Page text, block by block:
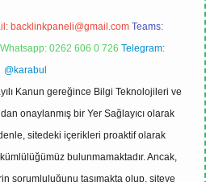
backlinkpaneli@gmail.com Teams:
Whatsapp: 0262 606 0 726 Telegram:
@karabul
Kanun gereğince Bilgi Teknolojileri ve
onaylanmış bir Yer Sağlayıcı olarak
sitedeki içerikleri proaktif olarak
bulunmamaktadır. Ancak,
sorumluluğunu taşımakta olup, siteye